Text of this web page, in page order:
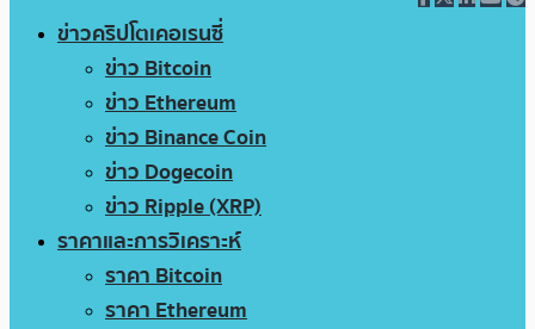
ข่าวคริปโตเคอเรนซี่
ข่าว Bitcoin
ข่าว Ethereum
ข่าว Binance Coin
ข่าว Dogecoin
ข่าว Ripple (XRP)
ราคาและการวิเคราะห์
ราคา Bitcoin
ราคา Ethereum